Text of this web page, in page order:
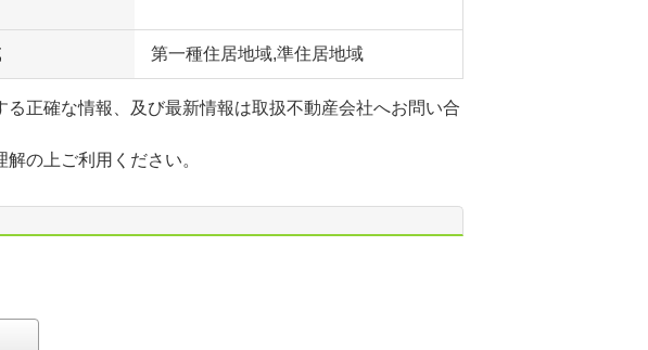
第一種住居地域,準住居地域
る正確な情報、及び最新情報は取扱不動産会社へお問い合
の上ご利用ください。